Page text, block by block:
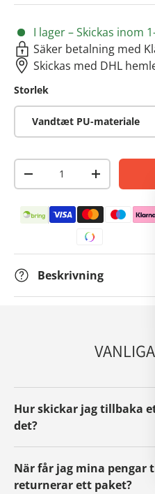
I lager – Skickas inom
Säker betalning med
Skickas med DHL
Storlek
Vandtæt PU-materiale
Antal
-
+
Betalningsmetoder
Beskrivning
Hur skickar jag tillbaka
det?
När får jag mina pengar
returnerar ett paket?
FÅ
Få
värld –
och
dig
till
kan